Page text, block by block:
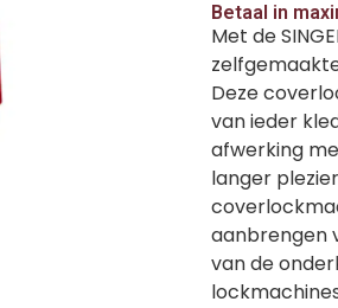
Betaal in
Met de
Deze
van ieder
afwerking
langer
aanbrengen
van de